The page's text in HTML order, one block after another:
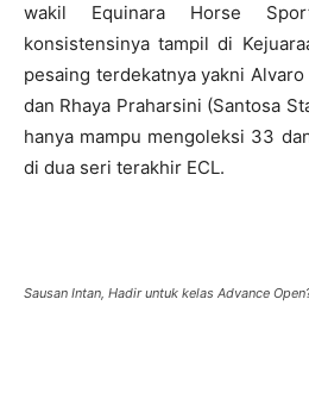
wakil Equinara Horse
konsistensinya tampil di
pesaing terdekatnya yakni
dan Rhaya Praharsini (Santosa
hanya mampu mengoleksi 33
di dua seri terakhir ECL.
Sausan Intan, Hadir untuk kelas Advance